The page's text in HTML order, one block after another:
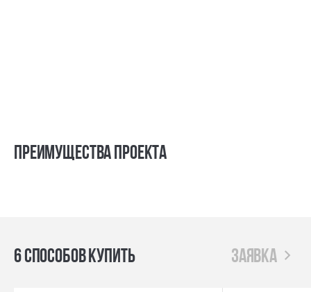
Преимущества проекта
6 способов купить заявка